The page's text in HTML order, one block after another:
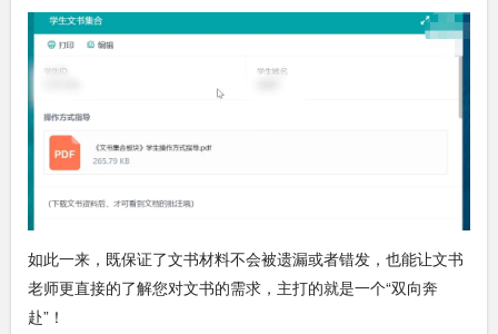
如此一来，既保证了文书材料不会被遗漏或者错发，也能让文书
老师更直接的了解您对文书的需求，主打的就是一个“双向奔
赴”！